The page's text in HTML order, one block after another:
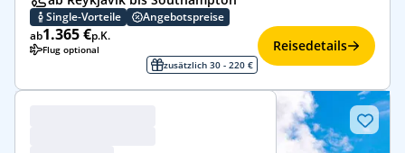
Single-Vorteile
Angebotspreise
ab1.365 €p.K.
Flug optional
zusätzlich 30 - 220 €
Reisedetails